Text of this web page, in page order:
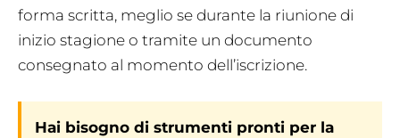
forma scritta, meglio se durante la riunione di
inizio stagione o tramite un documento
consegnato al momento dell’iscrizione.
Hai bisogno di strumenti pronti per la